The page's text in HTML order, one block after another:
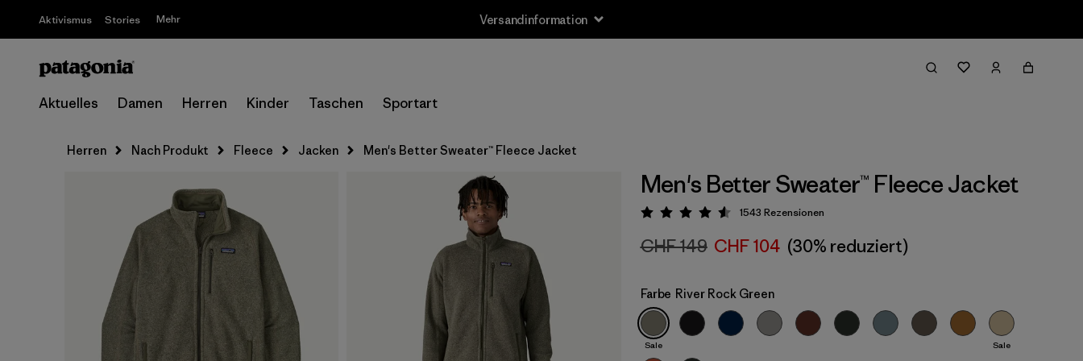
Aktivismus Stories Mehr Versandinformation
Aktuelles Damen Herren Kinder Taschen Sportart
Herren Nach Produkt Fleece Jacken Men's Better Sweater™ Fleece Jacket
Men's Better Sweater™ Fleece Jacket
Bewertung: 4.6 / 5
1543 Rezensionen
CHF 149 CHF 104 (30% reduziert)
Farbe River Rock Green
Sale Sale